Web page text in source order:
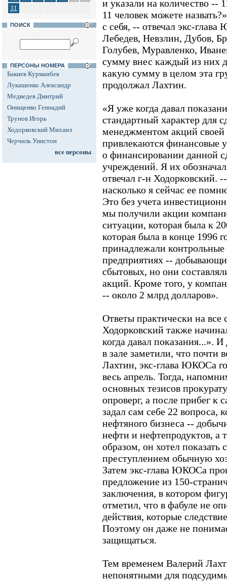
31
ПОИСК
ПЕРСОНЫ НОМЕРА
Бакиев Курманбек
Лукашенко Александр
Медведев Дмитрий
Онищенко Геннадий
Трунов Игорь
Ходорковский Михаил
Черчиль Уинстон
все персоны
и указали на количество --
11 человек можете
с себя, -- отвечал экс-
Лебедев, Невзлин, Дубов,
Голубев, Муравленко,
сумму внес каждый из них
какую сумму в целом эта
продолжал Лахтин.
«Я уже когда давал
стандартный характер для
менеджментом акций своей
привлекаются финансовые
о финансировании данной
учреждений. Я их
отвечал г-н Ходорковский.
насколько я сейчас ее
Это без учета
мы получили акции
ситуации, которая была к
которая была в конце 1996
принадлежали контрольные
предприятиях --
сбытовых, но они
акций. Кроме того, у
-- около 2 млрд долларов».
Ответы практически на
Ходорковский также
когда давал показания...».
в зале заметили, что почти
Лахтин, экс-глава ЮКОСа
весь апрель. Тогда,
основных тезисов
опроверг, а после прибег к
задал сам себе 22 вопроса,
нефтяного бизнеса --
нефти и нефтепродуктов, а
образом, он хотел показать
преступлением обычную
Затем экс-глава ЮКОСа
предложение из 150-
заключения, в котором
отметил, что в фабуле не
действия, которые
Поэтому он даже не
защищаться.
Тем временем Валерий
непонятными для